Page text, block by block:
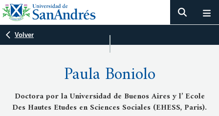
Volver
Paula Boniolo
Doctora por la Universidad de Buenos Aires y l’ Ecole
Des Hautes Etudes en Sciences Sociales (EHESS, Paris).